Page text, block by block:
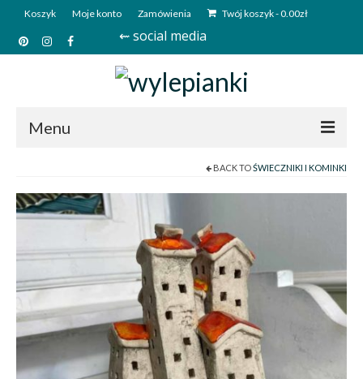
Koszyk Moje konto Zamówienia Twój koszyk-0.00zł
⇜ social media
Menu
Sklep
Deutsch
BACK TOŚWIECZNIKI I KOMINKI